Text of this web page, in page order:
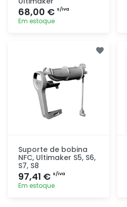
68,00 € s/iva
Em estoque
Suporte de bobina
NFC, Ultimaker S5, S6,
S7, S8
97,41 € s/iva
Em estoque